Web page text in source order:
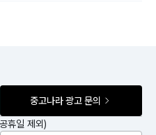
중고나라 광고 문의
휴일 제외)